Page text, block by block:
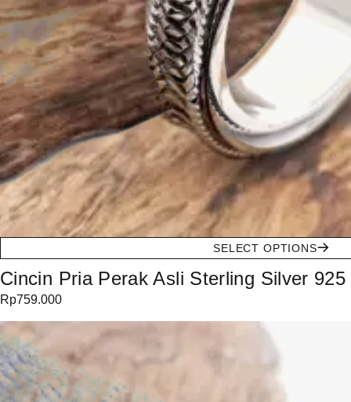
SELECT OPTIONS
Cincin Pria Perak Asli Sterling Silver
Rp759.000